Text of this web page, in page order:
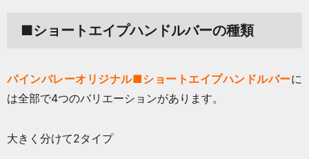
■ショートエイプハンドルバーの種類
パインバレーオリジナル■ショートエイプハンドルバーに
は全部で4つのバリエーションがあります。
大きく分けて2タイプ